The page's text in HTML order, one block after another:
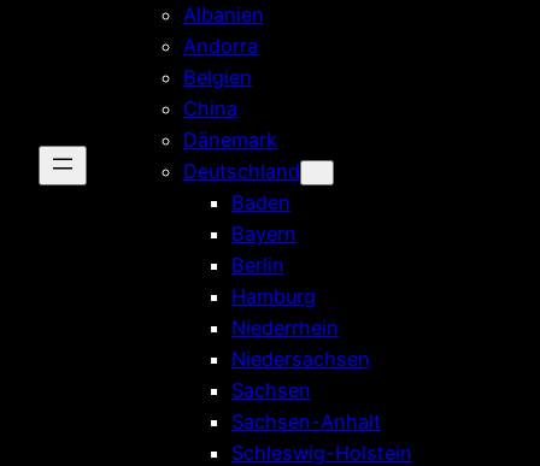
Albanien
Andorra
Belgien
China
Dänemark
Deutschland
Baden
Bayern
Berlin
Hamburg
Niederrhein
Niedersachsen
Sachsen
Sachsen-Anhalt
Schleswig-Holstein